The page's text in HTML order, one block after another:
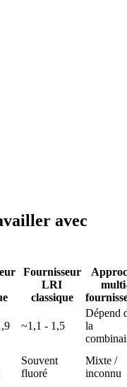
avec
Fournisseur
LRI
classique
~1,1 - 1,5
Dépend
la
Souvent
fluoré
Mixte /
inconnu